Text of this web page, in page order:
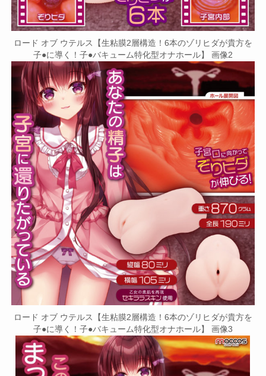
ロード オブ ウテルス【生粘膜2層構造！6本のゾリヒダが貴方を
子●に導く！子●バキューム特化型オナホール】 画像2
ロード オブ ウテルス【生粘膜2層構造！6本のゾリヒダが貴方を
子●に導く！子●バキューム特化型オナホール】 画像3